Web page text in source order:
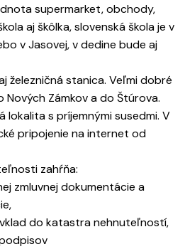
supermarket, obchody,
aj škôlka, slovenská škola je v
v Jasovej, v dedine bude aj
železničná stanica. Veľmi dobré
Zámkov a do Štúrova.
s príjemnými susedmi. V
pripojenie na internet od
zahŕňa:
zmluvnej dokumentácie a
do katastra nehnuteľností,